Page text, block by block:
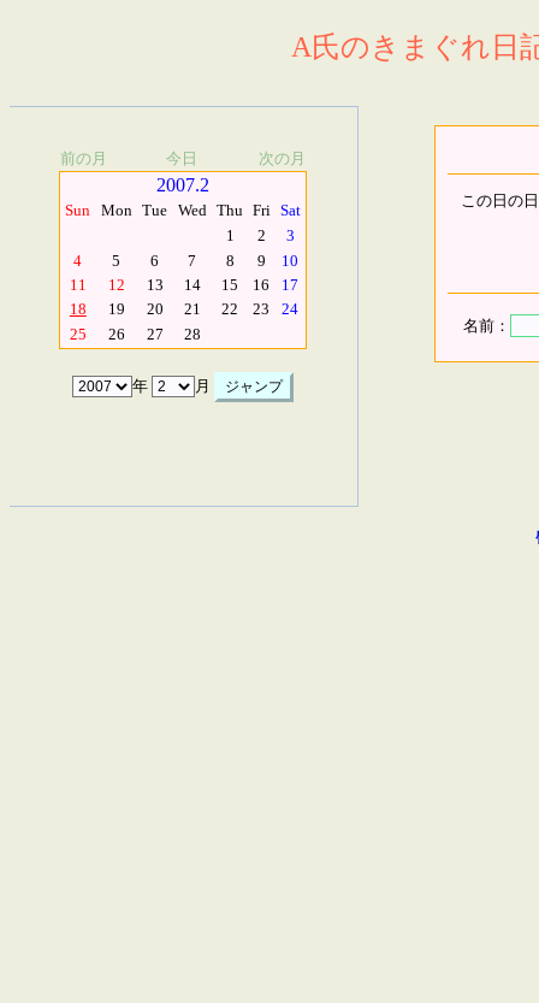
A氏のきまぐれ日
前の月 今日 次の月
2007.2
Sun Mon Tue Wed Thu Fri Sat
1
2
3
4
5 6 7 8 9
10
11
12 13 14 15 16
17
18
19 20 21 22 23
24
25
26 27 28
年 月
この日の
名前：